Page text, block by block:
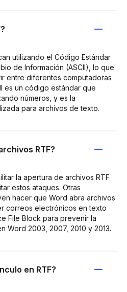
utilizando el Código Estándar
de Información (ASCII), lo que
entre diferentes computadoras
es un código estándar que
números, y es la
para archivos de texto.
RTF?
la apertura de archivos RTF
estos ataques. Otras
hacer que Word abra archivos
correos electrónicos en texto
File Block para prevenir la
Word 2003, 2007, 2010 y 2013.
en RTF?